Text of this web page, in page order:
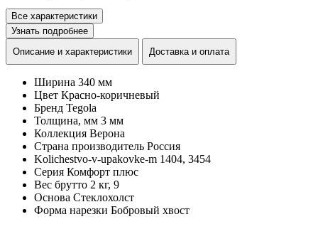
Все характеристики
Узнать подробнее
Описание и характеристики
Доставка и оплата
Ширина 340 мм
Цвет Красно-коричневый
Бренд Tegola
Толщина, мм 3 мм
Коллекция Верона
Страна производитель Россия
Kolichestvo-v-upakovke-m 1404, 3454
Серия Комфорт плюс
Вес брутто 2 кг, 9
Основа Стеклохолст
Форма нарезки Бобровый хвост